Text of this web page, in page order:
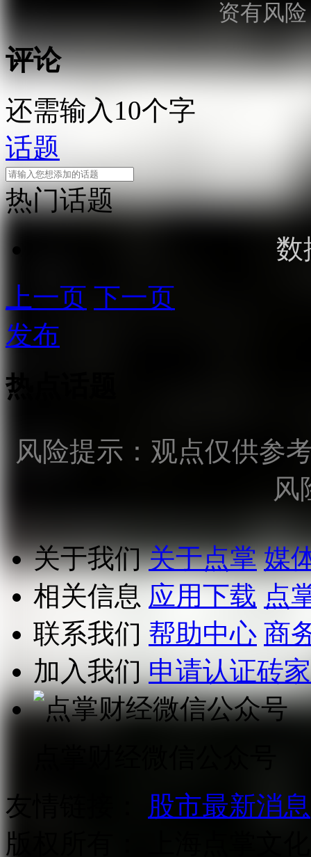
资有风
评论
还需输入10个字
话题
热门话题
数
上一页 下一页
发布
热点话题
风险提示：观点仅供参
风
关于我们 关于点掌 媒
相关信息 应用下载 点
联系我们 帮助中心 商
加入我们 申请认证砖家
友情链接：
股市最新消息
版权所有：